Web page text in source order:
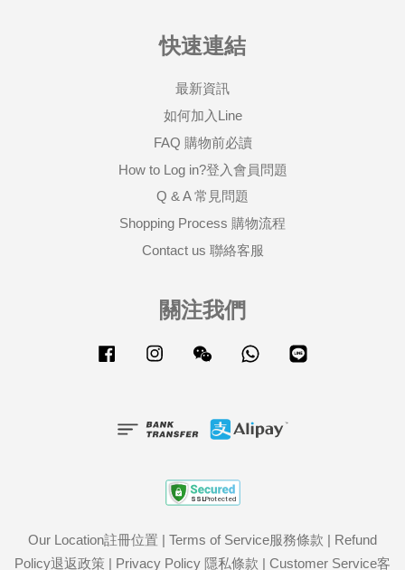
快速連結
最新資訊
如何加入Line
FAQ 購物前必讀
How to Log in?登入會員問題
Q & A 常見問題
Shopping Process 購物流程
Contact us 聯絡客服
關注我們
Facebook Instagram Wechat Whatsapp
Our Location註冊位置 | Terms of Service服務條款 | Refund
Policy退返政策 | Privacy Policy 隱私條款 | Customer Service客